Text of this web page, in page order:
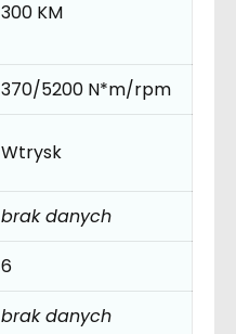
300 KM
370/5200 N*m/rpm
Wtrysk
brak danych
6
brak danych